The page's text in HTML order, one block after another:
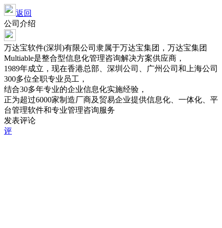
返回
公司介绍
万达宝软件(深圳)有限公司隶属于万达宝集团，万达宝集团
Multiable是整合型信息化管理咨询解决方案供应商，
1989年成立，现在香港总部、深圳公司、广州公司和上海公司
300多位全职专业员工，
结合30多年专业的企业信息化实施经验，
正为超过6000家制造厂商及贸易企业提供信息化、一体化、平
台管理软件和专业管理咨询服务
发表评论
评